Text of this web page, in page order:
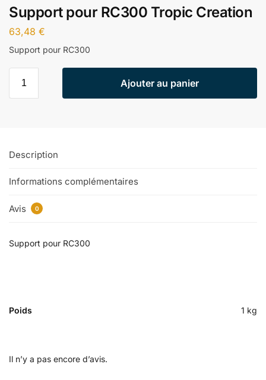
Support pour RC300 Tropic Creation
63,48 €
Support pour RC300
Ajouter au panier
Description
Informations complémentaires
Avis 0
Support pour RC300
Poids 1 kg
Il n’y a pas encore d’avis.